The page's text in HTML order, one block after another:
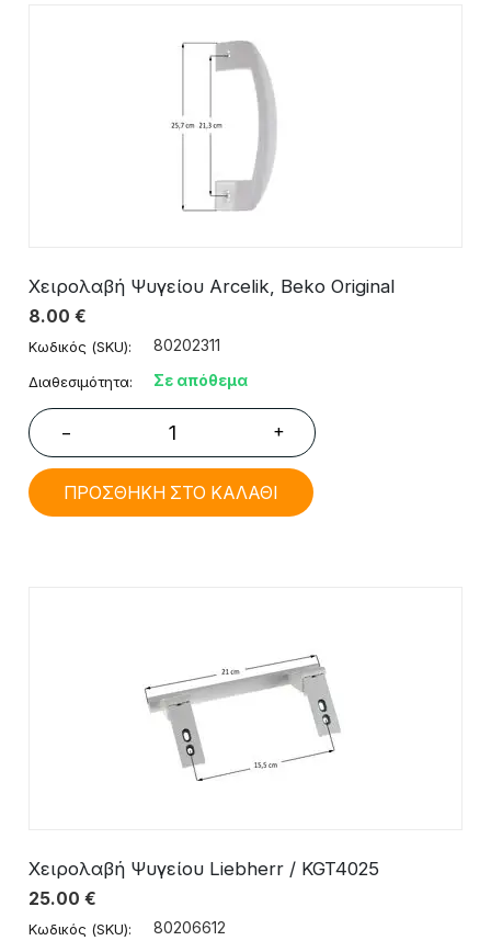
Χειρολαβή Ψυγείου Arcelik, Beko Original
8.00 €
Κωδικός (SKU): 80202311
Διαθεσιμότητα: Σε απόθεμα
− +
ΠΡΟΣΘΗΚΗ ΣΤΟ ΚΑΛΑΘΙ
Χειρολαβή Ψυγείου Liebherr / KGT4025
25.00 €
Κωδικός (SKU): 80206612